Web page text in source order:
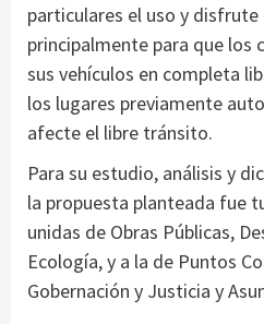
particulares el uso y disfrute
principalmente para que los
sus vehículos en completa
los lugares previamente
afecte el libre tránsito.
Para su estudio, análisis y
la propuesta planteada fue
unidas de Obras Públicas,
Ecología, y a la de Puntos
Gobernación y Justicia y